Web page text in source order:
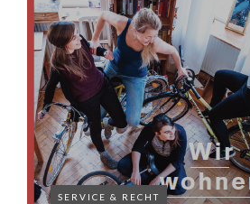
SERVICE & RECHT